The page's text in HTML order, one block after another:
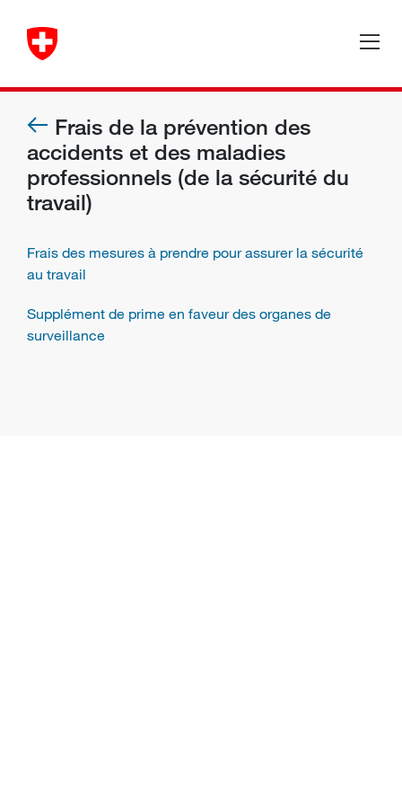
Frais de la prévention des
accidents et des maladies
professionnels (de la sécurité du
travail)
Frais des mesures à prendre pour assurer la sécurité
au travail
Supplément de prime en faveur des organes de
surveillance